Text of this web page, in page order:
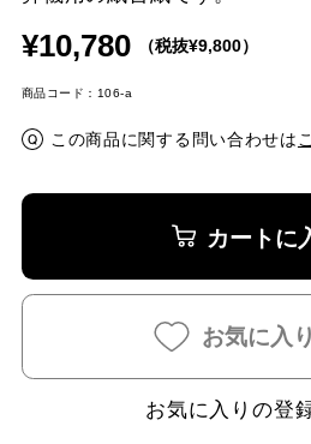
¥10,780 （税抜¥9,800）
商品コード：106-a
この商品に関する問い合わせは
カートに
お気に入
お気に入りの登